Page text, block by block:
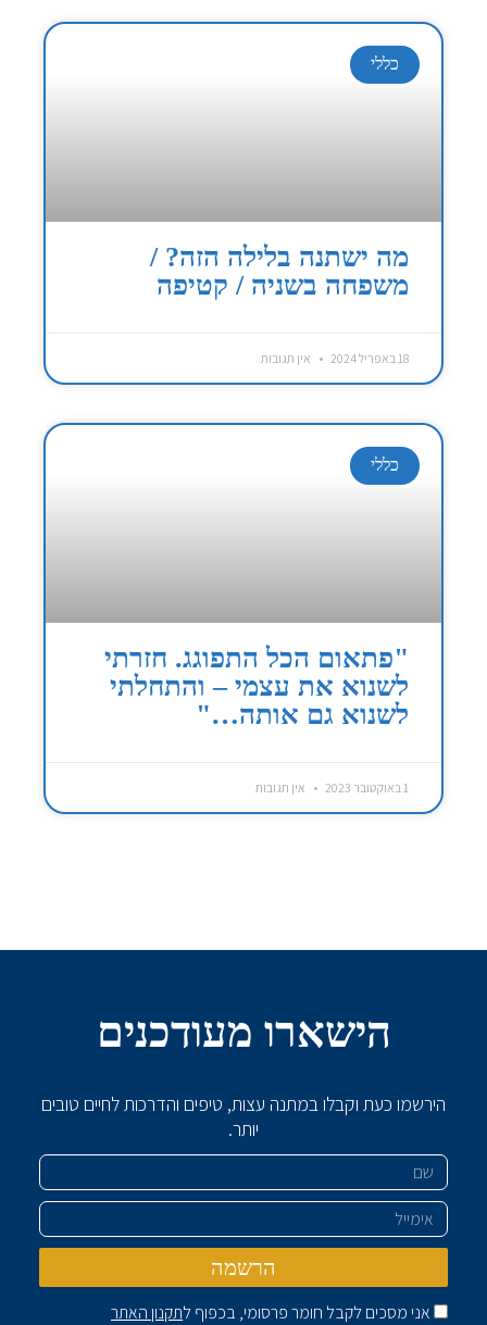
כללי
מה ישתנה בלילה הזה? /
משפחה בשניה / קטיפה
18 באפריל 2024 אין תגובות
כללי
"פתאום הכל התפוגג. חזרתי
לשנוא את עצמי – והתחלתי
לשנוא גם אותה…"
1 באוקטובר 2023 אין תגובות
הישארו מעודכנים
הירשמו כעת וקבלו במתנה עצות, טיפים והדרכות לחיים טובים
יותר.
שם
אימייל
אני מסכים לקבל חומר פרסומי, בכפוף לתקנון האתר
הרשמה